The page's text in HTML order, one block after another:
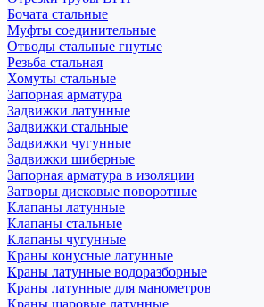
Бочата стальные
Муфты соединительные
Отводы стальные гнутые
Резьба стальная
Хомуты стальные
Запорная арматура
Задвижки латунные
Задвижки стальные
Задвижки чугунные
Задвижки шиберные
Запорная арматура в изоляции
Затворы дисковые поворотные
Клапаны латунные
Клапаны стальные
Клапаны чугунные
Краны конусные латунные
Краны латунные водоразборные
Краны латунные для манометров
Краны шаровые латунные